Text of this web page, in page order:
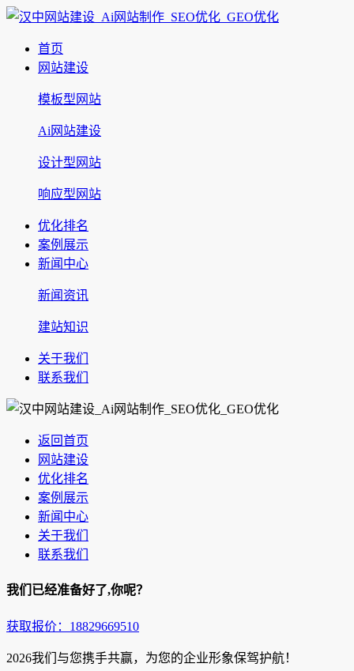
首页
网站建设
模板型网站
Ai网站建设
设计型网站
响应型网站
优化排名
案例展示
新闻中心
新闻资讯
建站知识
关于我们
联系我们
返回首页
网站建设
优化排名
案例展示
新闻中心
关于我们
联系我们
我们已经准备好了,你呢？
获取报价：18829669510
2026我们与您携手共赢，为您的企业形象保驾护航！